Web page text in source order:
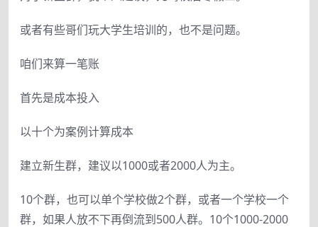
或者有些哥们玩大学生培训的，也不是问题。
咱们来算一笔账
首先是成本投入
以十个为案例计算成本
建立新生群，建议以1000或者2000人为主。
10个群，也可以单个学校做2个群，或者一个学校一个
群，如果人放不下再倒流到500人群。10个1000-2000